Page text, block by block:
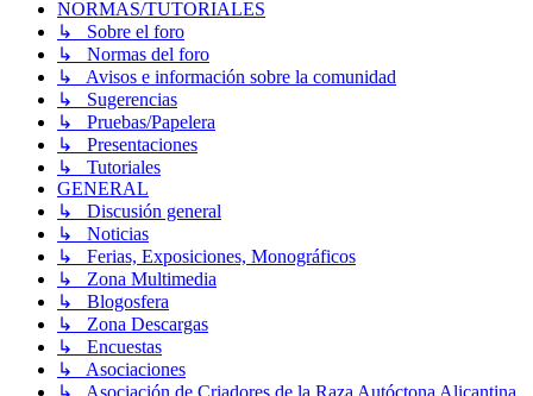
NORMAS/TUTORIALES
↳ Sobre el foro
↳ Normas del foro
↳ Avisos e información sobre la comunidad
↳ Sugerencias
↳ Pruebas/Papelera
↳ Presentaciones
↳ Tutoriales
GENERAL
↳ Discusión general
↳ Noticias
↳ Ferias, Exposiciones, Monográficos
↳ Zona Multimedia
↳ Blogosfera
↳ Zona Descargas
↳ Encuestas
↳ Asociaciones